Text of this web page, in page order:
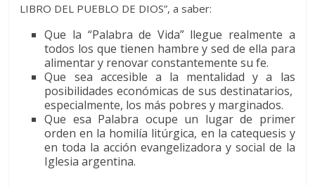
LIBRO DEL PUEBLO DE DIOS”, a saber:
Que la “Palabra de Vida” llegue realmente a
todos los que tienen hambre y sed de ella para
alimentar y renovar constantemente su fe.
Que sea accesible a la mentalidad y a las
posibilidades económicas de sus destinatarios,
especialmente, los más pobres y marginados.
Que esa Palabra ocupe un lugar de primer
orden en la homilía litúrgica, en la catequesis y
en toda la acción evangelizadora y social de la
Iglesia argentina.